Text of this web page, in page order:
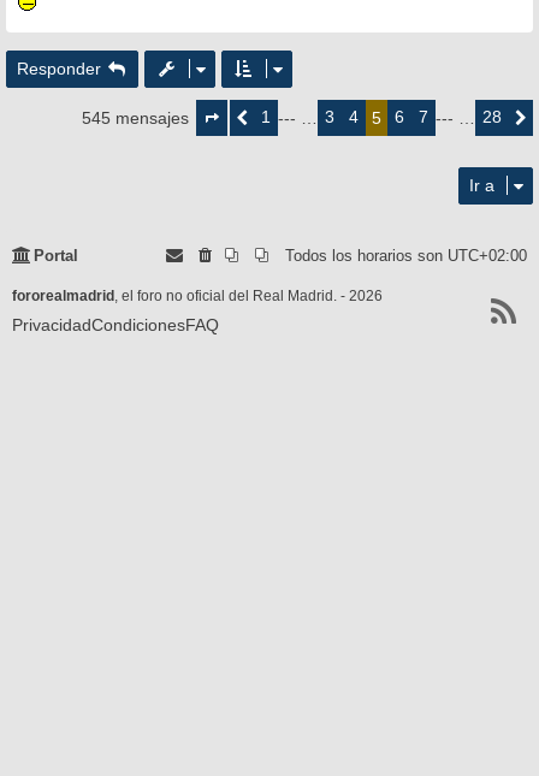
Responder
545 mensajes
Página
deAnterior
1 --- … 3 4 5 6 7 --- … 28
Ir a
Portal Todos los horarios son UTC+02:00
fororealmadrid, el foro no oficial del Real Madrid. - 2026
PrivacidadCondicionesFAQ